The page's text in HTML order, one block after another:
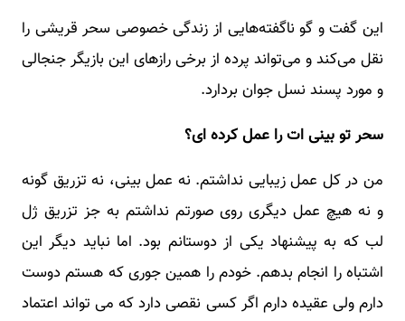
این گفت و گو ناگفته‌هایی از زندگی خصوصی سحر قریشی را
نقل می‌کند و می‌تواند پرده از برخی رازهای این بازیگر جنجالی
و مورد پسند نسل جوان بردارد.
سحر تو بینی ات را عمل کرده ای؟
من در کل عمل زیبایی نداشتم. نه عمل بینی، نه تزریق گونه
و نه هیچ عمل دیگری روی صورتم نداشتم به جز تزریق ژل
لب که به پیشنهاد یکی از دوستانم بود. اما نباید دیگر این
اشتباه را انجام بدهم. خودم را همین جوری که هستم دوست
دارم ولی عقیده دارم اگر کسی نقصی دارد که می تواند اعتماد